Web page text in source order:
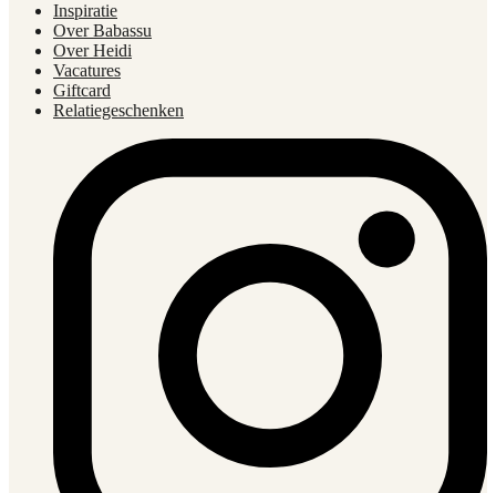
Inspiratie
Over Babassu
Over Heidi
Vacatures
Giftcard
Relatiegeschenken